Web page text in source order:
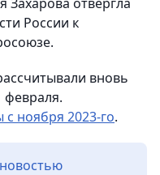
России к
вновь
февраля.
с ноября 2023-го.